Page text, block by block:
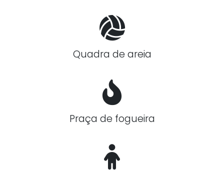
Quadra de areia
Praça de fogueira